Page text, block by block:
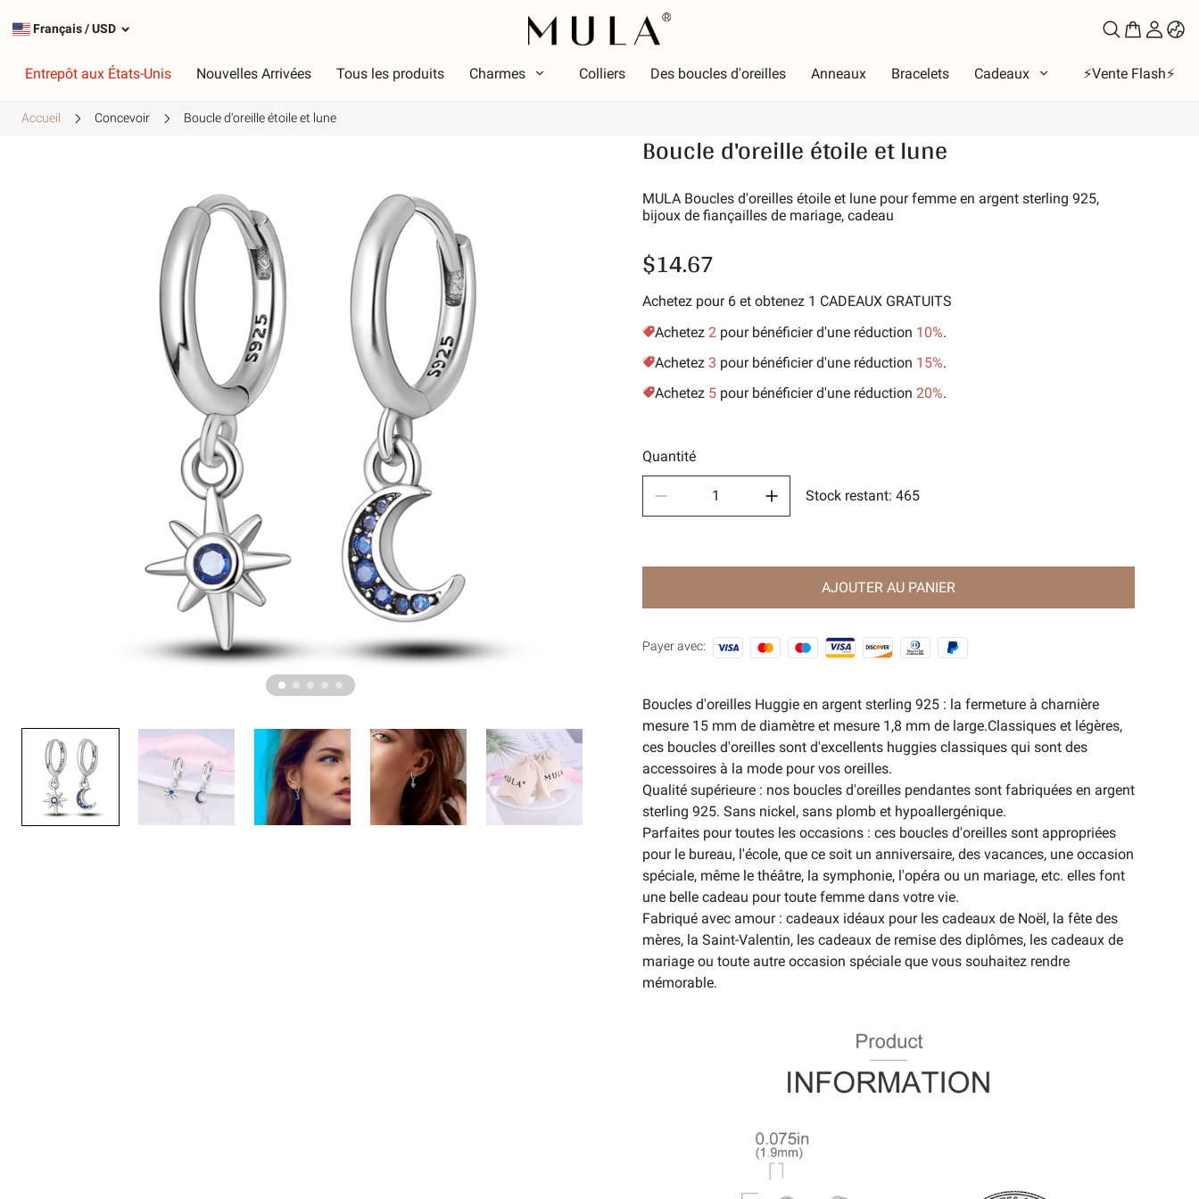
Français/USD
Entrepôt aux États-Unis Nouvelles Arrivées Tous les produits Charmes Colliers Des boucles d'oreilles Anneaux Bracelets Cadeaux ⚡️Vente Flash⚡️
Rouge
Rose
Vert
Jaune doré
Thème
Lumineux
Alphabet
Vacances
Passe-temps
La nature
Accueil Concevoir Boucle d'oreille étoile et lune
Boucle d'oreille étoile et lune
MULA Boucles d'oreilles étoile et lune pour femme en argent sterling 925,
bijoux de fiançailles de mariage, cadeau
$14.67
Achetez pour 6 et obtenez 1 CADEAUX GRATUITS
Achetez 2 pour bénéficier d'une réduction 10%.
Achetez 3 pour bénéficier d'une réduction 15%.
Achetez 5 pour bénéficier d'une réduction 20%.
Quantité
Stock restant:465
AJOUTER AU PANIER
Payer avec:
Boucles d'oreilles Huggie en argent sterling 925 : la fermeture à charnière
mesure 15 mm de diamètre et mesure 1,8 mm de large.Classiques et légères,
ces boucles d'oreilles sont d'excellents huggies classiques qui sont des
accessoires à la mode pour vos oreilles.
Qualité supérieure : nos boucles d'oreilles pendantes sont fabriquées en argent
sterling 925. Sans nickel, sans plomb et hypoallergénique.
Parfaites pour toutes les occasions : ces boucles d'oreilles sont appropriées
pour le bureau, l'école, que ce soit un anniversaire, des vacances, une occasion
spéciale, même le théâtre, la symphonie, l'opéra ou un mariage, etc. elles font
une belle cadeau pour toute femme dans votre vie.
Fabriqué avec amour : cadeaux idéaux pour les cadeaux de Noël, la fête des
mères, la Saint-Valentin, les cadeaux de remise des diplômes, les cadeaux de
mariage ou toute autre occasion spéciale que vous souhaitez rendre
mémorable.